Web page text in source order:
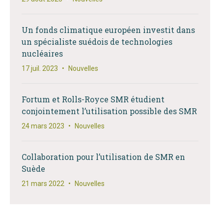
Un fonds climatique européen investit dans
un spécialiste suédois de technologies
nucléaires
17 juil. 2023 • Nouvelles
Fortum et Rolls-Royce SMR étudient
conjointement l’utilisation possible des SMR
24 mars 2023 • Nouvelles
Collaboration pour l’utilisation de SMR en
Suède
21 mars 2022 • Nouvelles